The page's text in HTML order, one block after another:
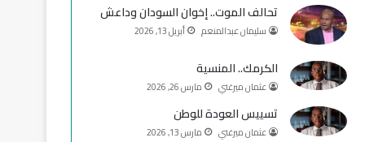
تحالف الموت.. إخوان السودان وداعش
سليمان عبدالمنعم أبريل 13, 2026
الكرمك.. المنسية
عثمان ميرغني مارس 26, 2026
تسييس العودة للوطن
عثمان ميرغني مارس 13, 2026